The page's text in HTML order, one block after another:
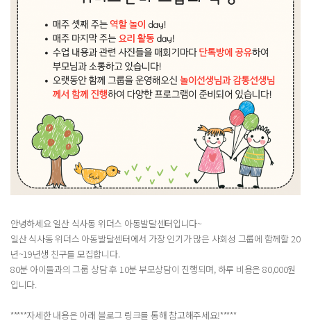
안녕하세요 일산 식사동 위더스 아동발달센터입니다~
일산 식사동 위더스 아동발달센터에서 가장 인기가 많은 사회성 그룹에 함께할 20
년~19년생 친구를 모집합니다.
80분 아이들과의 그룹 상담 후 10분 부모상담이 진행되며, 하루 비용은 80,000원
입니다.
*****자세한 내용은 아래 블로그 링크를 통해 참고해주세요!*****